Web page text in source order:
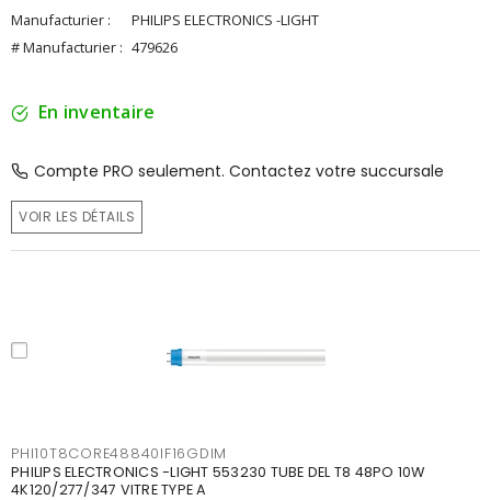
Manufacturier :
PHILIPS ELECTRONICS -LIGHT
# Manufacturier : 479626
En inventaire
Compte PRO seulement. Contactez votre succursale
VOIR LES DÉTAILS
PHI10T8CORE48840IF16GDIM
PHILIPS ELECTRONICS -LIGHT 553230 TUBE DEL T8 48PO 10W
4K120/277/347 VITRE TYPE A